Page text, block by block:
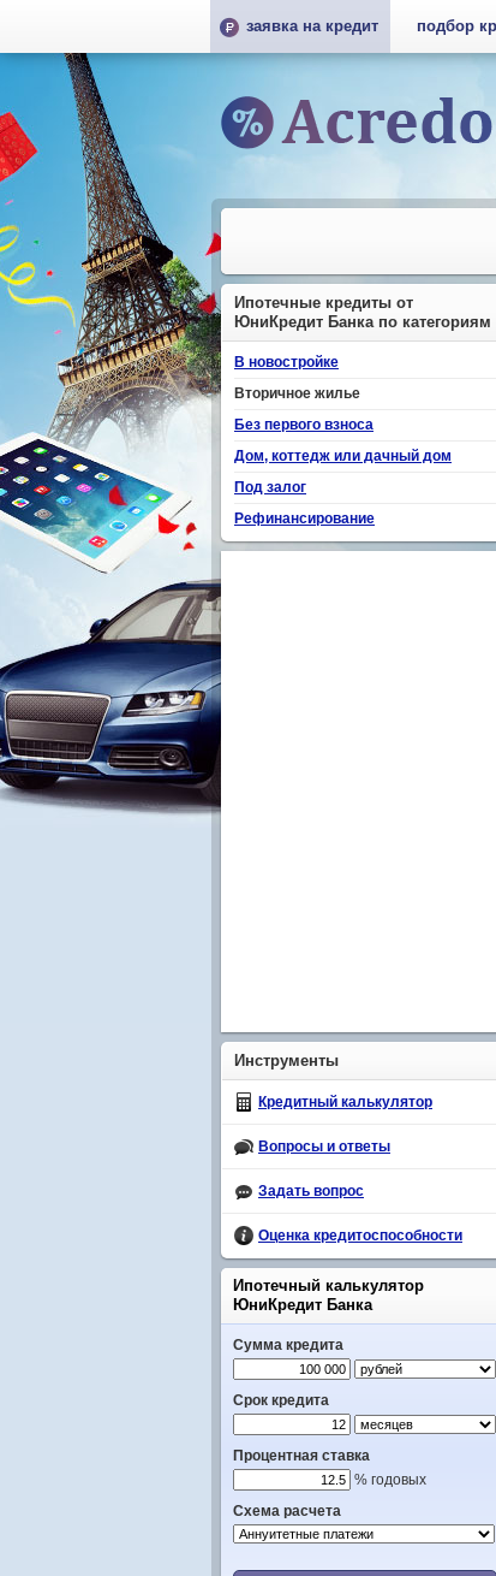
Ипотечные кредиты от
ЮниКредит Банка по категориям
В новостройке
Вторичное жилье
Без первого взноса
Дом, коттедж или дачный дом
Под залог
Рефинансирование
Инструменты
Кредитный калькулятор
Вопросы и ответы
Задать вопрос
Оценка кредитоспособности
Ипотечный калькулятор
ЮниКредит Банка
Сумма кредита
Срок кредита
Процентная ставка
% годовых
Схема расчета
заявка на кредит подбор